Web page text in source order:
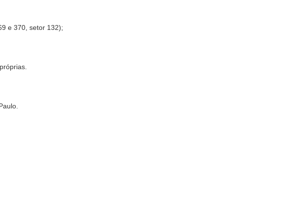
e 370, setor 132);